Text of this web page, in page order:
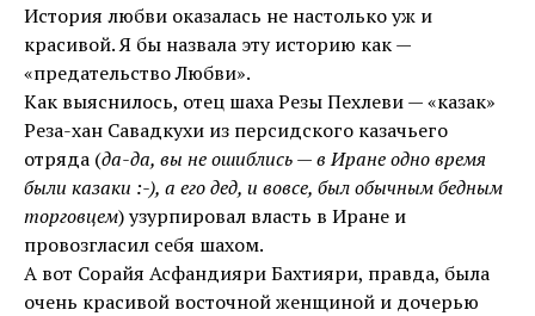
История любви оказалась не настолько уж и
красивой. Я бы назвала эту историю как —
«предательство Любви».
Как выяснилось, отец шаха Резы Пехлеви — «казак»
Реза-хан Савадкухи из персидского казачьего
отряда (да-да, вы не ошиблись — в Иране одно время
были казаки :-), а его дед, и вовсе, был обычным бедным
торговцем) узурпировал власть в Иране и
провозгласил себя шахом.
А вот Сорайя Асфандияри Бахтияри, правда, была
очень красивой восточной женщиной и дочерью